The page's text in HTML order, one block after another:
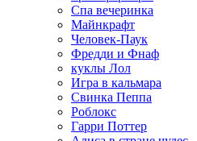
Спа вечеринка
Майнкрафт
Человек-Паук
Фредди и Фнаф
куклы Лол
Игра в кальмара
Свинка Пеппа
Роблокс
Гарри Поттер